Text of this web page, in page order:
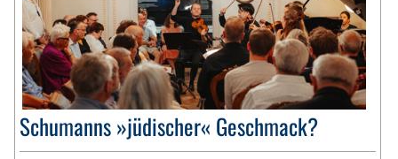
Schumanns »jüdischer« Geschmack?